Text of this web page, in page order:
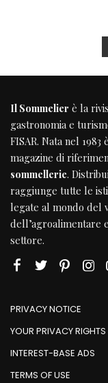
Il Sommelier è la
gastronomia e
FISAR. Nata nel
magazine di
sommellerie.
raggiunge tutte le
legate al mondo del
dell’agroalimentare
settore.
PRIVACY NOTICE
YOUR PRIVACY RIGHTS
INTEREST-BASE ADS
TERMS OF USE